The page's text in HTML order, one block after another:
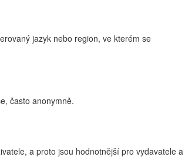
jazyk nebo region, ve kterém se
často anonymně.
a proto jsou hodnotnější pro vydavatele a